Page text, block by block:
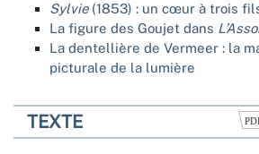
Sylvie(1853) : un cœur à trois
La figure des Goujet dans
La dentellière de Vermeer : la
picturale de la lumière
TEXTE